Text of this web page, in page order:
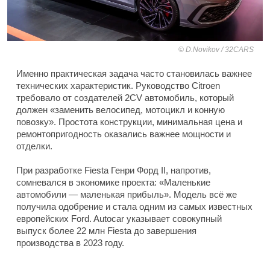
D.Novikov / 32CARS
Именно практическая задача часто становилась важнее
технических характеристик. Руководство Citroen
требовало от создателей 2CV автомобиль, который
должен «заменить велосипед, мотоцикл и конную
повозку». Простота конструкции, минимальная цена и
ремонтопригодность оказались важнее мощности и
отделки.
При разработке Fiesta Генри Форд II, напротив,
сомневался в экономике проекта: «Маленькие
автомобили — маленькая прибыль». Модель всё же
получила одобрение и стала одним из самых известных
европейских Ford. Autocar указывает совокупный
выпуск более 22 млн Fiesta до завершения
производства в 2023 году.